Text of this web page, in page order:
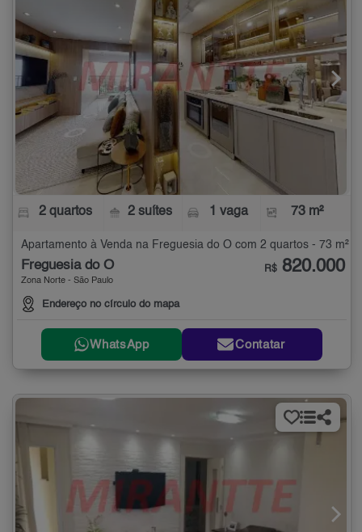
2 quartos 2 suítes 1 vaga 73 m²
Apartamento à Venda na Freguesia do Ó com 2 quartos - 73 m²
Freguesia do Ó
Zona Norte - São Paulo
Endereço no círculo do mapa
R$ 820.000
WhatsApp Contatar